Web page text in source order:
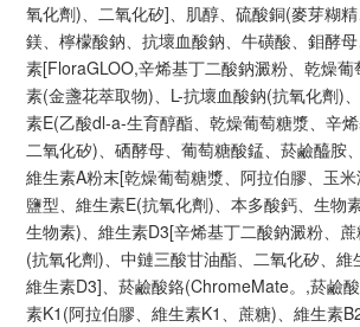
氧化劑)、二氧化矽]、肌醇、硫酸銅(麥芽糊
鎂、檸檬酸鈉、抗壞血酸鈉、牛磺酸、鉬酵
素[FloraGLOO,辛烯基丁二酸鈉澱粉、乾燥
素(金盞花萃取物)、L-抗壞血酸鈉(抗氧化劑)
素E(乙酸dl-a-生育醇酯、乾燥葡萄糖漿、辛烯
二氧化矽)、硒酵母、葡萄糖酸錳、菸鹼醯胺
維生素A粉末[乾燥葡萄糖漿、阿拉伯膠、玉
鹽型、維生素E(抗氧化劑)、本多酸鈣、生物
生物素)、維生素D3[辛烯基丁二酸鈉澱粉、
(抗氧化劑)、中鏈三酸甘油酯、二氧化矽、維
維生素D3]、菸鹼酸鉻(ChromeMate。,菸鹼
素K1(阿拉伯膠、維生素K1、蔗糖)、維生素